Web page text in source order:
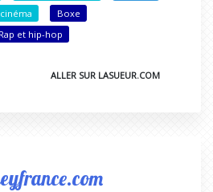
Boxe
Rap et hip-hop
ALLER SUR LASUEUR.COM